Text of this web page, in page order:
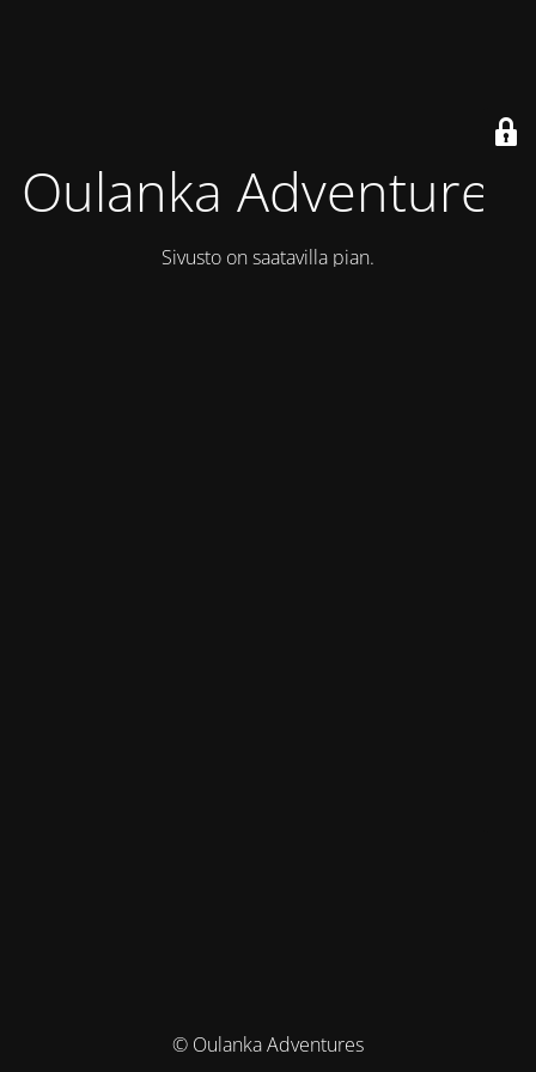
Oulanka Adventures
Sivusto on saatavilla pian.
© Oulanka Adventures